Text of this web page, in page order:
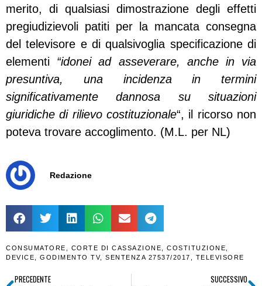
merito, di qualsiasi dimostrazione degli effetti
pregiudizievoli patiti per la mancata consegna
del televisore e di qualsivoglia specificazione di
elementi “idonei ad asseverare, anche in via
presuntiva, una incidenza in termini
significativamente dannosa su situazioni
giuridiche di rilievo costituzionale“, il ricorso non
poteva trovare accoglimento. (M.L. per NL)
Redazione
CONSUMATORE CORTE DI CASSAZIONE COSTITUZIONE
DEVICE
GODIMENTO TV, SENTENZA 27537/2017 TELEVISORE
PRECEDENTE SUCCESSIVO